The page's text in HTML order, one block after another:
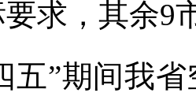
求，其余9
五”期间我